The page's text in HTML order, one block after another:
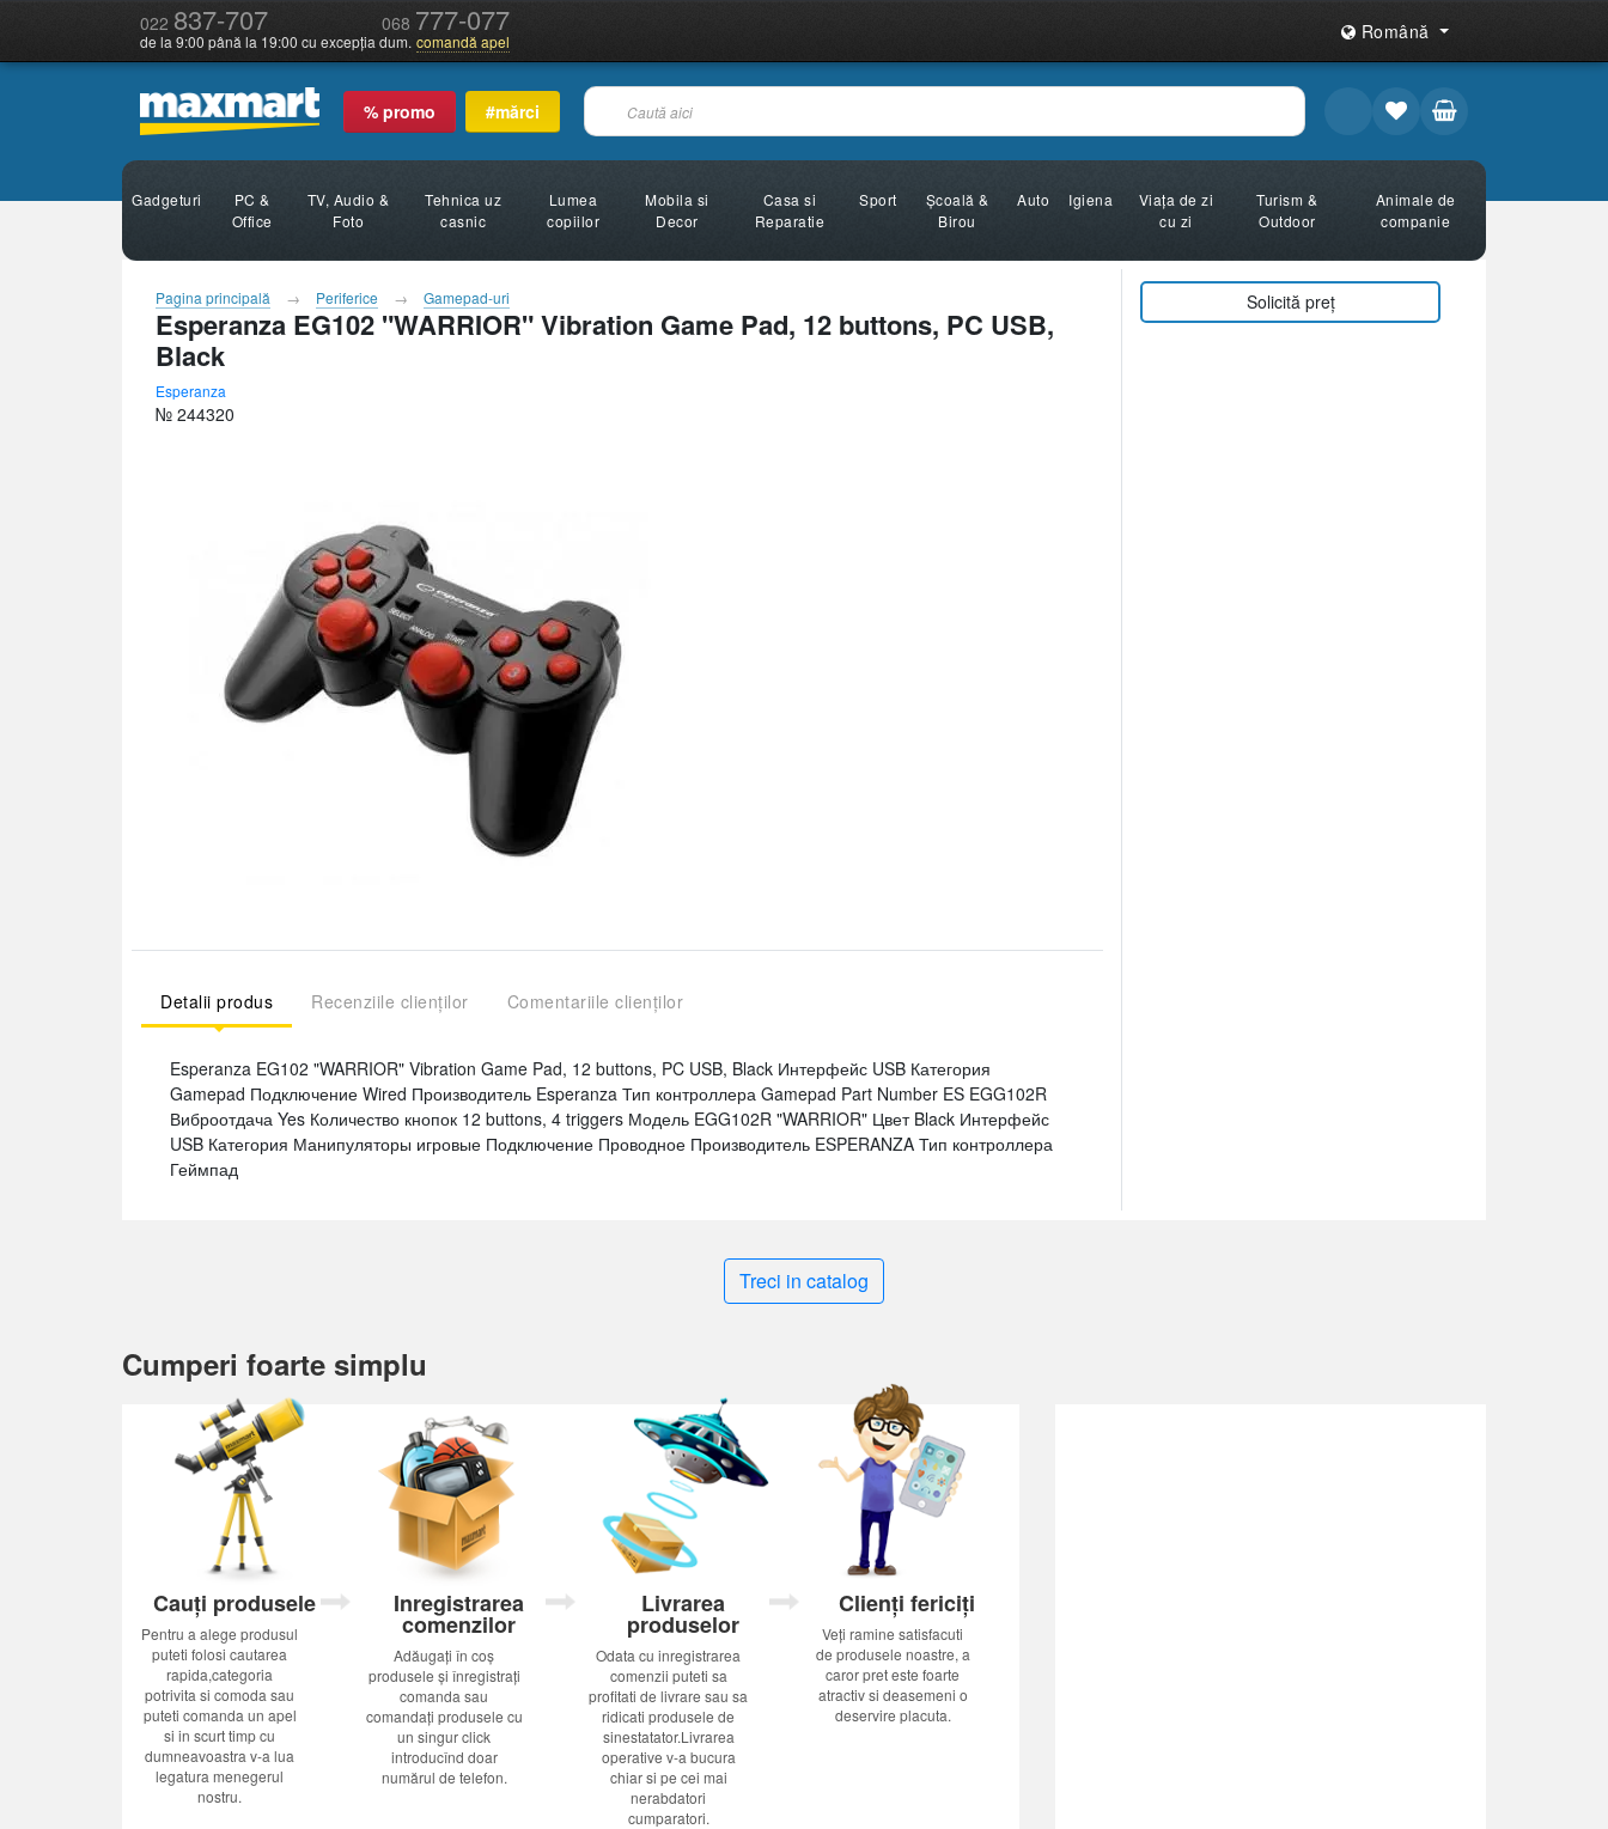
022 837-707 068 777-077
de la 9:00 până la 19:00 cu excepția dum. comandă apel Română
% promo #mărci
Gadgeturi
PC &
Office
TV, Audio &
Foto
Tehnica uz
casnic
Lumea
copiilor
Mobila si
Decor
Casa si
Reparatie
Sport
Şcoală &
Birou
Auto Igiena
Viața de zi
cu zi
Turism &
Outdoor
Animale de
companie
Pagina principală Periferice Gamepad-uri
Esperanza EG102 "WARRIOR" Vibration Game Pad, 12 buttons, PC USB,
Black
Esperanza
№ 244320
Detalii produs Recenziile clienților Comentariile clienților
Esperanza EG102 "WARRIOR" Vibration Game Pad, 12 buttons, PC USB, Black Интерфейс USB Категория
Gamepad Подключение Wired Производитель Esperanza Тип контроллера Gamepad Part Number ES EGG102R
Виброотдача Yes Количество кнопок 12 buttons, 4 triggers Модель EGG102R "WARRIOR" Цвет Black Интерфейс
USB Категория Манипуляторы игровые Подключение Проводное Производитель ESPERANZA Тип контроллера
Геймпад
Solicită preț
Treci in catalog
Cumperi foarte simplu
Cauți produsele
Pentru a alege produsul
puteti folosi cautarea
rapida,categoria
potrivita si comoda sau
puteti comanda un apel
si in scurt timp cu
dumneavoastra v-a lua
legatura menegerul
nostru.
Inregistrarea
comenzilor
Adăugați în coș
produsele și înregistrați
comanda sau
comandați produsele cu
un singur click
introducînd doar
numărul de telefon.
Livrarea
produselor
Odata cu inregistrarea
comenzii puteti sa
profitati de livrare sau sa
ridicati produsele de
sinestatator.Livrarea
operative v-a bucura
chiar si pe cei mai
nerabdatori
cumparatori.
Clienți fericiți
Veți ramine satisfacuti
de produsele noastre, a
caror pret este foarte
atractiv si deasemeni o
deservire placuta.